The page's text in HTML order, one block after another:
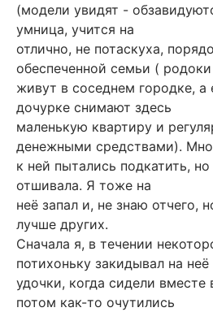
(модели увидят -
умница, учится на
отлично, не потаскуха,
обеспеченной семьи (
живут в соседнем городке, а
дочурке снимают здесь
маленькую квартиру и
денежными средствами).
к ней пытались подкатить,
отшивала. Я тоже на
неё запал и, не знаю отчего,
лучше других.
Сначала я, в течении
потихоньку закидывал на неё
удочки, когда сидели вместе
потом как-то очутились